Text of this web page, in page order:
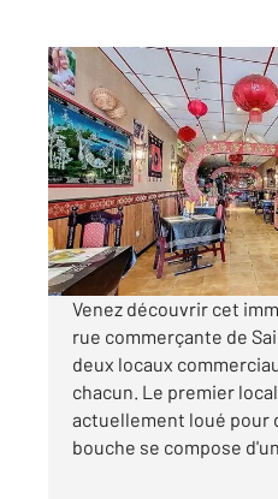
ST GIRONS 09
260 m
, 8 pièces
Ref : 12973
Appartement
95 000
Visiter le site dédié
Venez découvrir cet
rue commerçante de
deux locaux
chacun. Le premier
actuellement loué pour
bouche se compose